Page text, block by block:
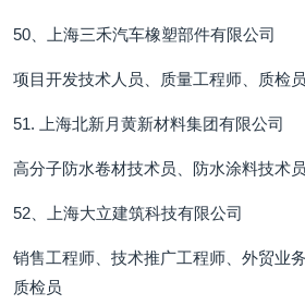
50、上海三禾汽车橡塑部件有限公司
项目开发技术人员、质量工程师、质检员
51. 上海北新月黄新材料集团有限公司
高分子防水卷材技术员、防水涂料技术
52、上海大立建筑科技有限公司
销售工程师、技术推广工程师、外贸业
质检员